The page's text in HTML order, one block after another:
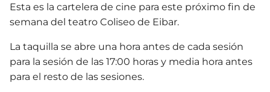
Esta es la cartelera de cine para este próximo fin de
semana del teatro Coliseo de Eibar.
La taquilla se abre una hora antes de cada sesión
para la sesión de las 17:00 horas y media hora antes
para el resto de las sesiones.